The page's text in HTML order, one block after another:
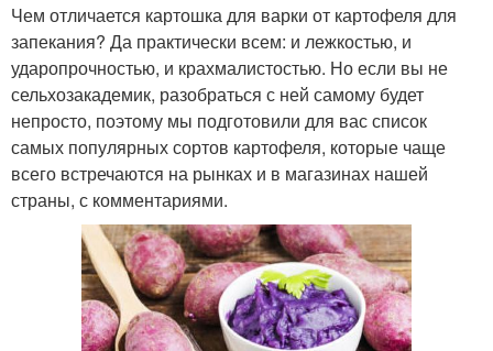
Чем отличается картошка для варки от картофеля для
запекания? Да практически всем: и лежкостью, и
ударопрочностью, и крахмалистостью. Но если вы не
сельхозакадемик, разобраться с ней самому будет
непросто, поэтому мы подготовили для вас список
самых популярных сортов картофеля, которые чаще
всего встречаются на рынках и в магазинах нашей
страны, с комментариями.